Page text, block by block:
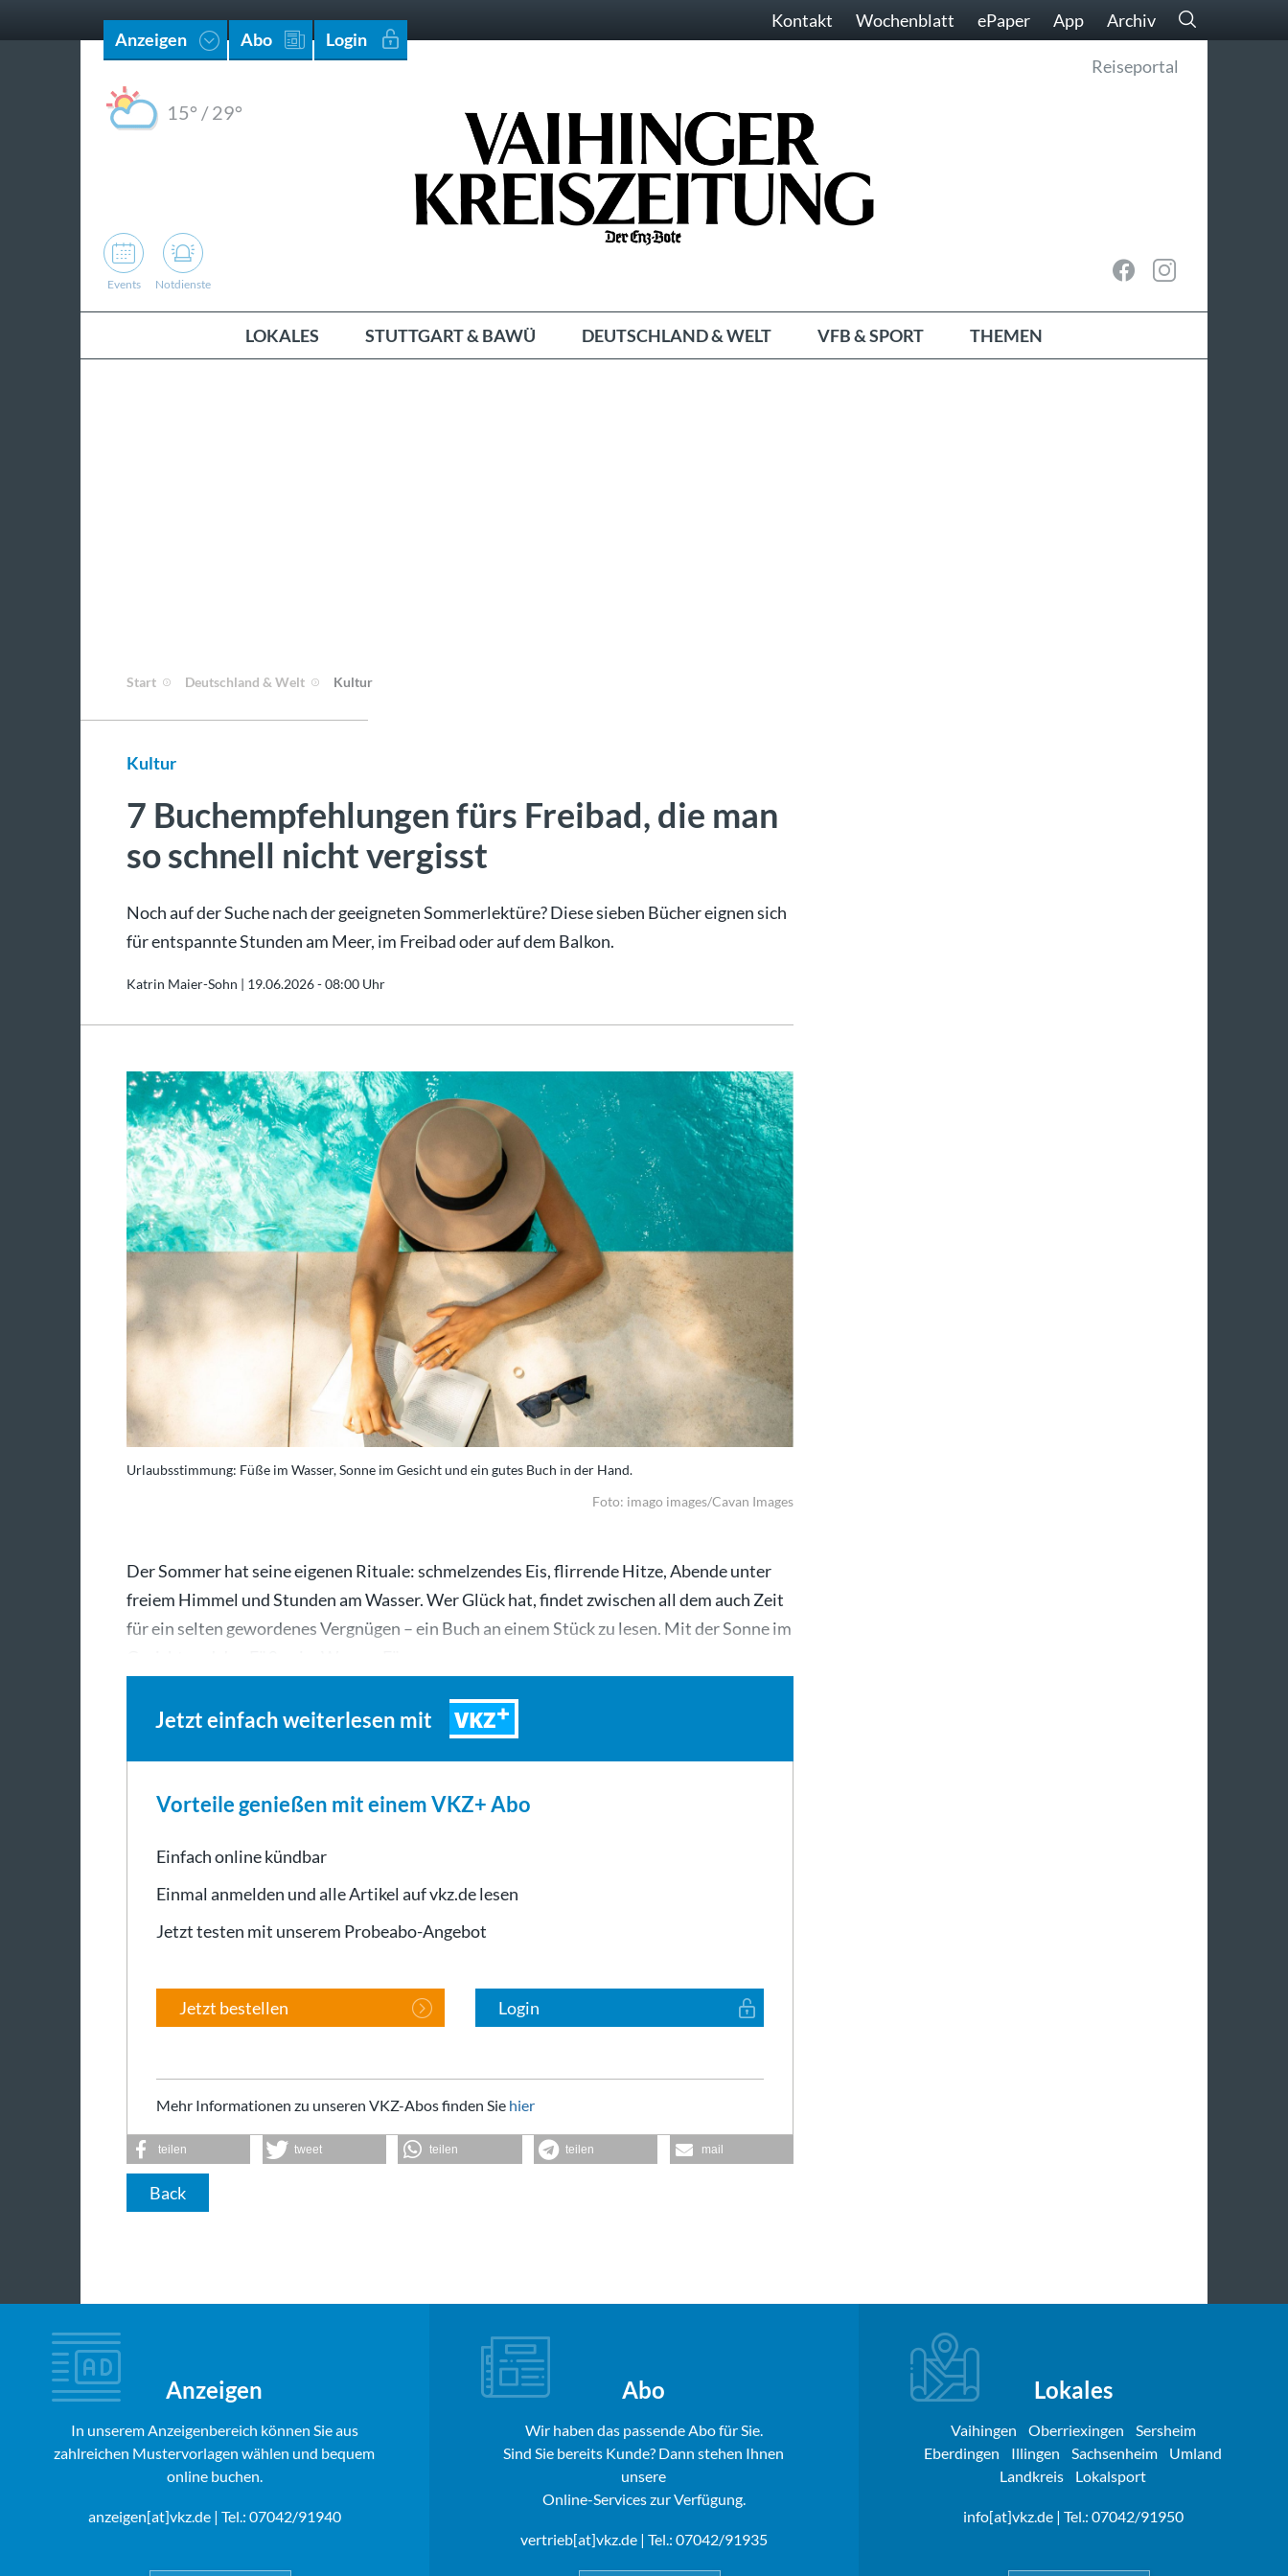
Anzeigen Abo Login
Kontakt Wochenblatt ePaper App Archiv
15° /29°
Reiseportal
Events Notdienste
LOKALES STUTTGART & BAWÜ DEUTSCHLAND & WELT VFB & SPORT THEMEN
Start Deutschland & Welt Kultur
Kultur
7 Buchempfehlungen fürs Freibad, die man
so schnell nicht vergisst
Noch auf der Suche nach der geeigneten Sommerlektüre? Diese sieben Bücher eignen sich
für entspannte Stunden am Meer, im Freibad oder auf dem Balkon.
Katrin Maier-Sohn | 19.06.2026 - 08:00 Uhr
Urlaubsstimmung: Füße im Wasser, Sonne im Gesicht und ein gutes Buch in der Hand.
Foto: imago images/Cavan Images
Der Sommer hat seine eigenen Rituale: schmelzendes Eis, flirrende Hitze, Abende unter
freiem Himmel und Stunden am Wasser. Wer Glück hat, findet zwischen all dem auch Zeit
für ein selten gewordenes Vergnügen – ein Buch an einem Stück zu lesen. Mit der Sonne im
Jetzt einfach weiterlesen mit VKZ
Vorteile genießen mit einem VKZ+ Abo
Einfach online kündbar
Einmal anmelden und alle Artikel auf vkz.de lesen
Jetzt testen mit unserem Probeabo-Angebot
Jetzt bestellen Login
Mehr Informationen zu unseren VKZ-Abos finden Sie hier
teilen tweet teilen teilen mail
Back
Anzeigen
In unserem Anzeigenbereich können Sie aus
zahlreichen Mustervorlagen wählen und bequem
online buchen.
anzeigen[at]vkz.de| Tel.: 07042/91940
Abo
Wir haben das passende Abo für Sie.
Sind Sie bereits Kunde? Dann stehen Ihnen
unsere
Online-Services zur Verfügung.
vertrieb[at]vkz.de| Tel.: 07042/91935
Lokales
Vaihingen Oberriexingen
Sersheim
Eberdingen
Illingen Sachsenheim
Umland
Landkreis
Lokalsport
info[at]vkz.de| Tel.: 07042/91950